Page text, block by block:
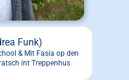
Funk)
& Mit Fasia op den
int Treppenhus